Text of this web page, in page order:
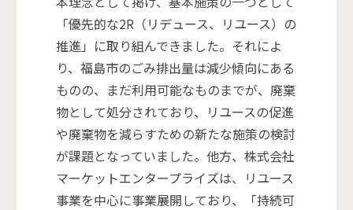
「優先的な2R（リデュース、リユース）の
推進」に取り組んできました。それによ
り、福島市のごみ排出量は減少傾向にある
ものの、まだ利用可能なものまでが、廃棄
物として処分されており、リユースの促進
や廃棄物を減らすための新たな施策の検討
が課題となっていました。他方、株式会社
マーケットエンタープライズは、リユース
事業を中心に事業展開しており、「持続可